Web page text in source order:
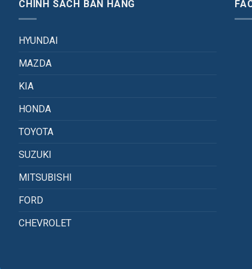
CHÍNH SÁCH BÁN HÀNG
HYUNDAI
MAZDA
KIA
HONDA
TOYOTA
SUZUKI
MITSUBISHI
FORD
CHEVROLET